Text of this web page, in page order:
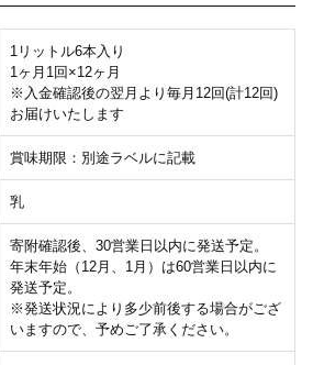
1リットル6本入り
1ヶ月1回×12ヶ月
※入金確認後の翌月より毎月12回(計12回)
お届けいたします
賞味期限：別途ラベルに記載
乳
寄附確認後、30営業日以内に発送予定。
年末年始（12月、1月）は60営業日以内に
発送予定。
※発送状況により多少前後する場合がござ
いますので、予めご了承ください。